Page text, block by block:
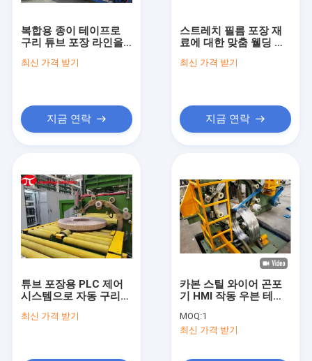
복합용 종이 테이프로
구리 튜브 포장 라인을
최신 가격 받기
지금 연락
스트레치 필름 포장 재
료에 대한 맞춤 웰딩 및
최신 가격 받기
지금 연락
튜브 포장용 PLC 제어
시스템으로 자동 구리
최신 가격 받기
카본 스틸 와이어 곤포
기 HMI 작동 우븐 테이
MOQ:1
최신 가격 받기